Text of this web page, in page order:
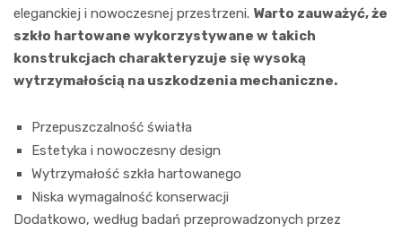
eleganckiej i nowoczesnej przestrzeni. Warto zauważyć, że
szkło hartowane wykorzystywane w takich
konstrukcjach charakteryzuje się wysoką
wytrzymałością na uszkodzenia mechaniczne.
Przepuszczalność światła
Estetyka i nowoczesny design
Wytrzymałość szkła hartowanego
Niska wymagalność konserwacji
Dodatkowo, według badań przeprowadzonych przez